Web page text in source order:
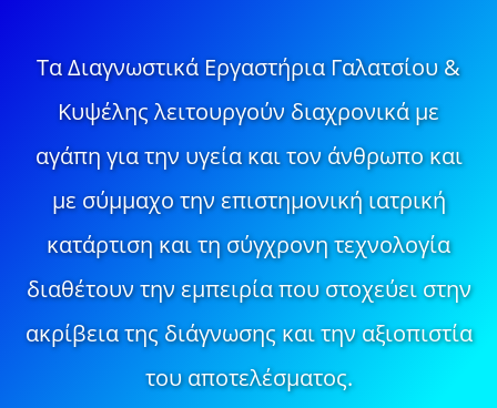
Τα Διαγνωστικά Εργαστήρια Γαλατσίου &
Κυψέλης λειτουργούν διαχρονικά με
αγάπη για την υγεία και τον άνθρωπο και
με σύμμαχο την επιστημονική ιατρική
κατάρτιση και τη σύγχρονη τεχνολογία
διαθέτουν την εμπειρία που στοχεύει στην
ακρίβεια της διάγνωσης και την αξιοπιστία
του αποτελέσματος.